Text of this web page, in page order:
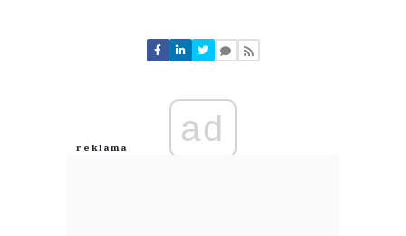
Nie znaleziono komentarzy
Zostaw swoje komentarze
Anuluj
ad